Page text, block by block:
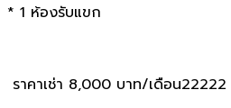
* 1 ห้องรับแขก
ราคาเช่า 8,000 บาท/เดือน22222